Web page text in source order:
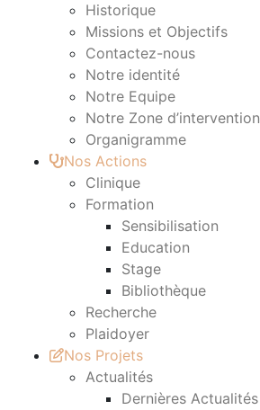
Historique
Missions et Objectifs
Contactez-nous
Notre identité
Notre Equipe
Notre Zone d’intervention
Organigramme
Nos Actions
Clinique
Formation
Sensibilisation
Education
Stage
Bibliothèque
Recherche
Plaidoyer
Nos Projets
Actualités
Dernières Actualités